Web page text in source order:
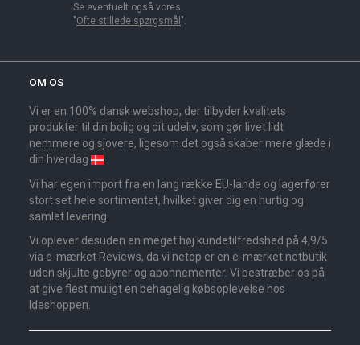
Se eventuelt også vores
"Ofte stillede spørgsmål ".
OM OS
Vi er en 100% dansk webshop, der tilbyder kvalitets
produkter til din bolig og dit udeliv, som gør livet lidt
nemmere og sjovere, ligesom det også skaber mere glæde i
din hverdag
Vi har egen import fra en lang række EU-lande og lagerfører
stort set hele sortimentet, hvilket giver dig en hurtig og
samlet levering.
Vi oplever desuden en meget høj kundetilfredshed på 4,9/5
via e-mærket Reviews, da vi netop er en e-mærket netbutik
uden skjulte gebyrer og abonnementer. Vi bestræber os på
at give flest muligt en behagelig købsoplevelse hos
Ideshoppen.